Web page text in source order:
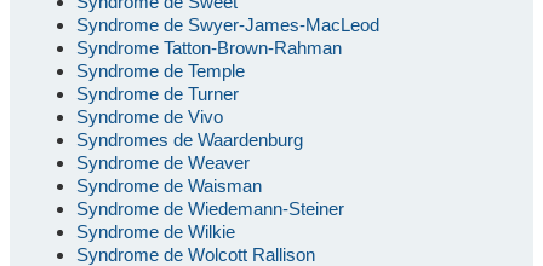
Syndrome de Swyer-James-MacLeod
Syndrome Tatton-Brown-Rahman
Syndrome de Temple
Syndrome de Turner
Syndrome de Vivo
Syndromes de Waardenburg
Syndrome de Weaver
Syndrome de Waisman
Syndrome de Wiedemann-Steiner
Syndrome de Wilkie
Syndrome de Wolcott Rallison